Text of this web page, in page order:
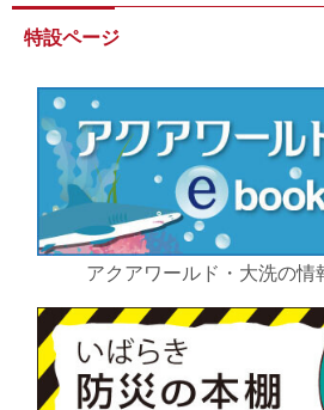
特設ページ
アクアワールド・大洗の情